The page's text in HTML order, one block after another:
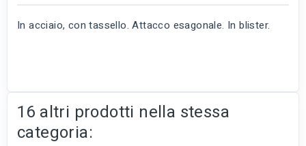
In acciaio, con tassello. Attacco esagonale. In blister.
16 altri prodotti nella stessa
categoria: